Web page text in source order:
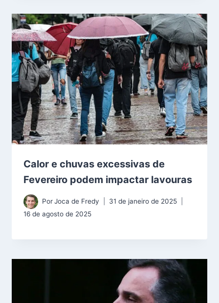
Calor e chuvas excessivas de
Fevereiro podem impactar lavouras
PorJoca de Fredy
31 de janeiro de 2025
16 de agosto de 2025